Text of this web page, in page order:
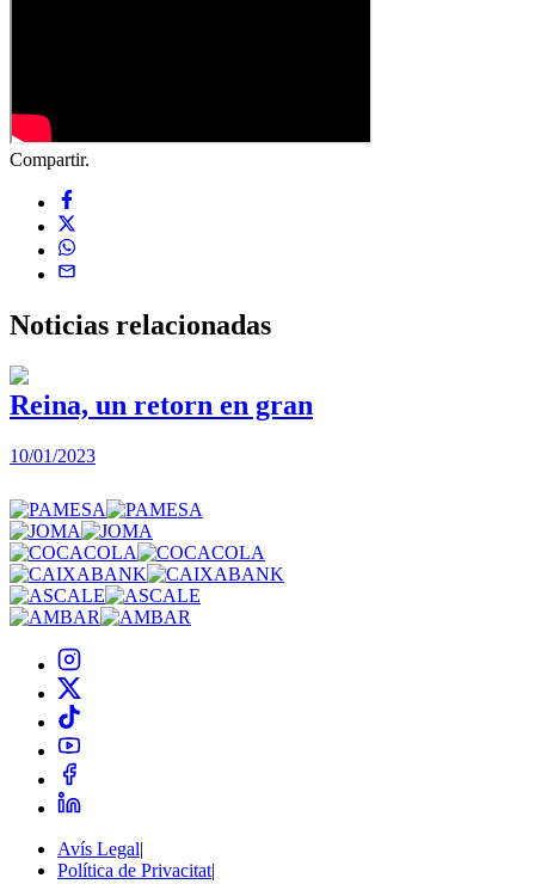
Compartir.
Noticias relacionadas
Reina, un retorn en gran
10/01/2023
Avís Legal|
Política de Privacitat|